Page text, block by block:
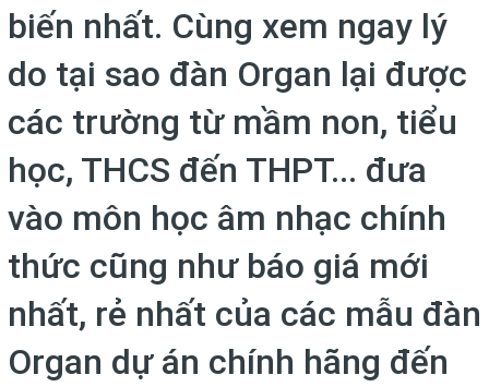
biến nhất. Cùng xem ngay lý
do tại sao đàn Organ lại được
các trường từ mầm non, tiểu
học, THCS đến THPT... đưa
vào môn học âm nhạc chính
thức cũng như báo giá mới
nhất, rẻ nhất của các mẫu đàn
Organ dự án chính hãng đến